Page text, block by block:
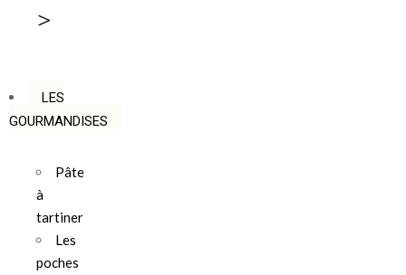
>
LES
GOURMANDISES
Pâte
à
tartiner
Les
poches